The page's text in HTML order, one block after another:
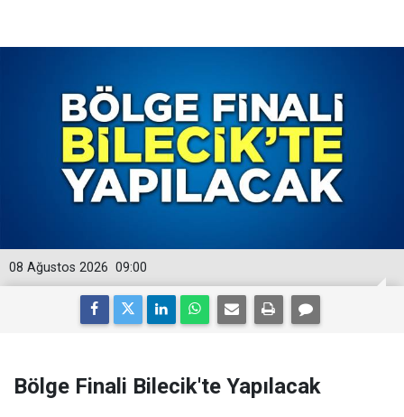
09:00
08 Ağustos 2026
Bölge Finali Bilecik'te Yapılacak